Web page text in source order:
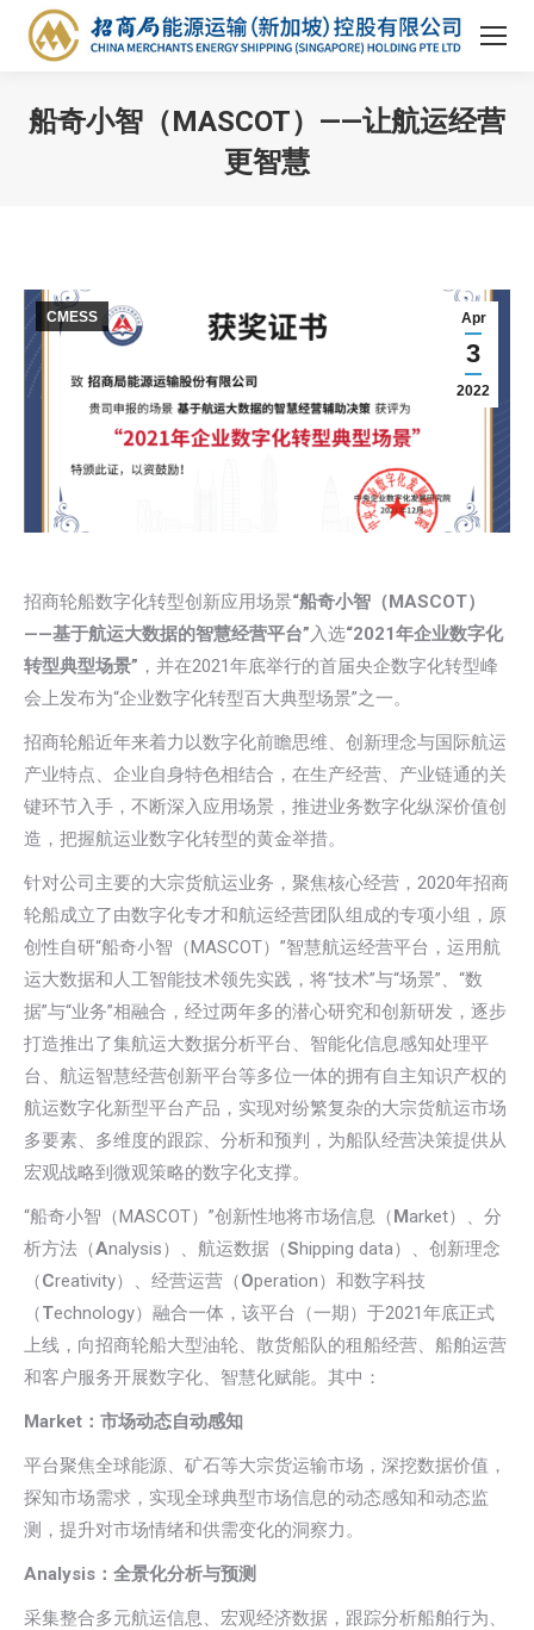
船奇小智（MASCOT）——让航运经营
更智慧
Apr
3
2022
CMESS
招商轮船数字化转型创新应用场景“船奇小智（MASCOT）
——基于航运大数据的智慧经营平台”入选“2021年企业数字化
转型典型场景” ，并在2021年底举行的首届央企数字化转型峰
会上发布为“企业数字化转型百大典型场景”之一。
招商轮船近年来着力以数字化前瞻思维、创新理念与国际航运
产业特点、企业自身特色相结合，在生产经营、产业链通的关
键环节入手，不断深入应用场景，推进业务数字化纵深价值创
造，把握航运业数字化转型的黄金举措。
针对公司主要的大宗货航运业务，聚焦核心经营，2020年招商
轮船成立了由数字化专才和航运经营团队组成的专项小组，原
创性自研“船奇小智（MASCOT）”智慧航运经营平台，运用航
运大数据和人工智能技术领先实践，将“技术”与“场景”、“数
据”与“业务”相融合，经过两年多的潜心研究和创新研发，逐步
打造推出了集航运大数据分析平台、智能化信息感知处理平
台、航运智慧经营创新平台等多位一体的拥有自主知识产权的
航运数字化新型平台产品，实现对纷繁复杂的大宗货航运市场
多要素、多维度的跟踪、分析和预判，为船队经营决策提供从
宏观战略到微观策略的数字化支撑。
“船奇小智（MASCOT）”创新性地将市场信息（Market）、分
析方法（Analysis）、航运数据（Shipping data）、创新理念
（Creativity）、经营运营（Operation）和数字科技
（Technology）融合一体，该平台（一期）于2021年底正式
上线，向招商轮船大型油轮、散货船队的租船经营、船舶运营
和客户服务开展数字化、智慧化赋能。其中：
Market：市场动态自动感知
平台聚焦全球能源、矿石等大宗货运输市场，深挖数据价值，
探知市场需求，实现全球典型市场信息的动态感知和动态监
测，提升对市场情绪和供需变化的洞察力。
Analysis：全景化分析与预测
采集整合多元航运信息、宏观经济数据，跟踪分析船舶行为、